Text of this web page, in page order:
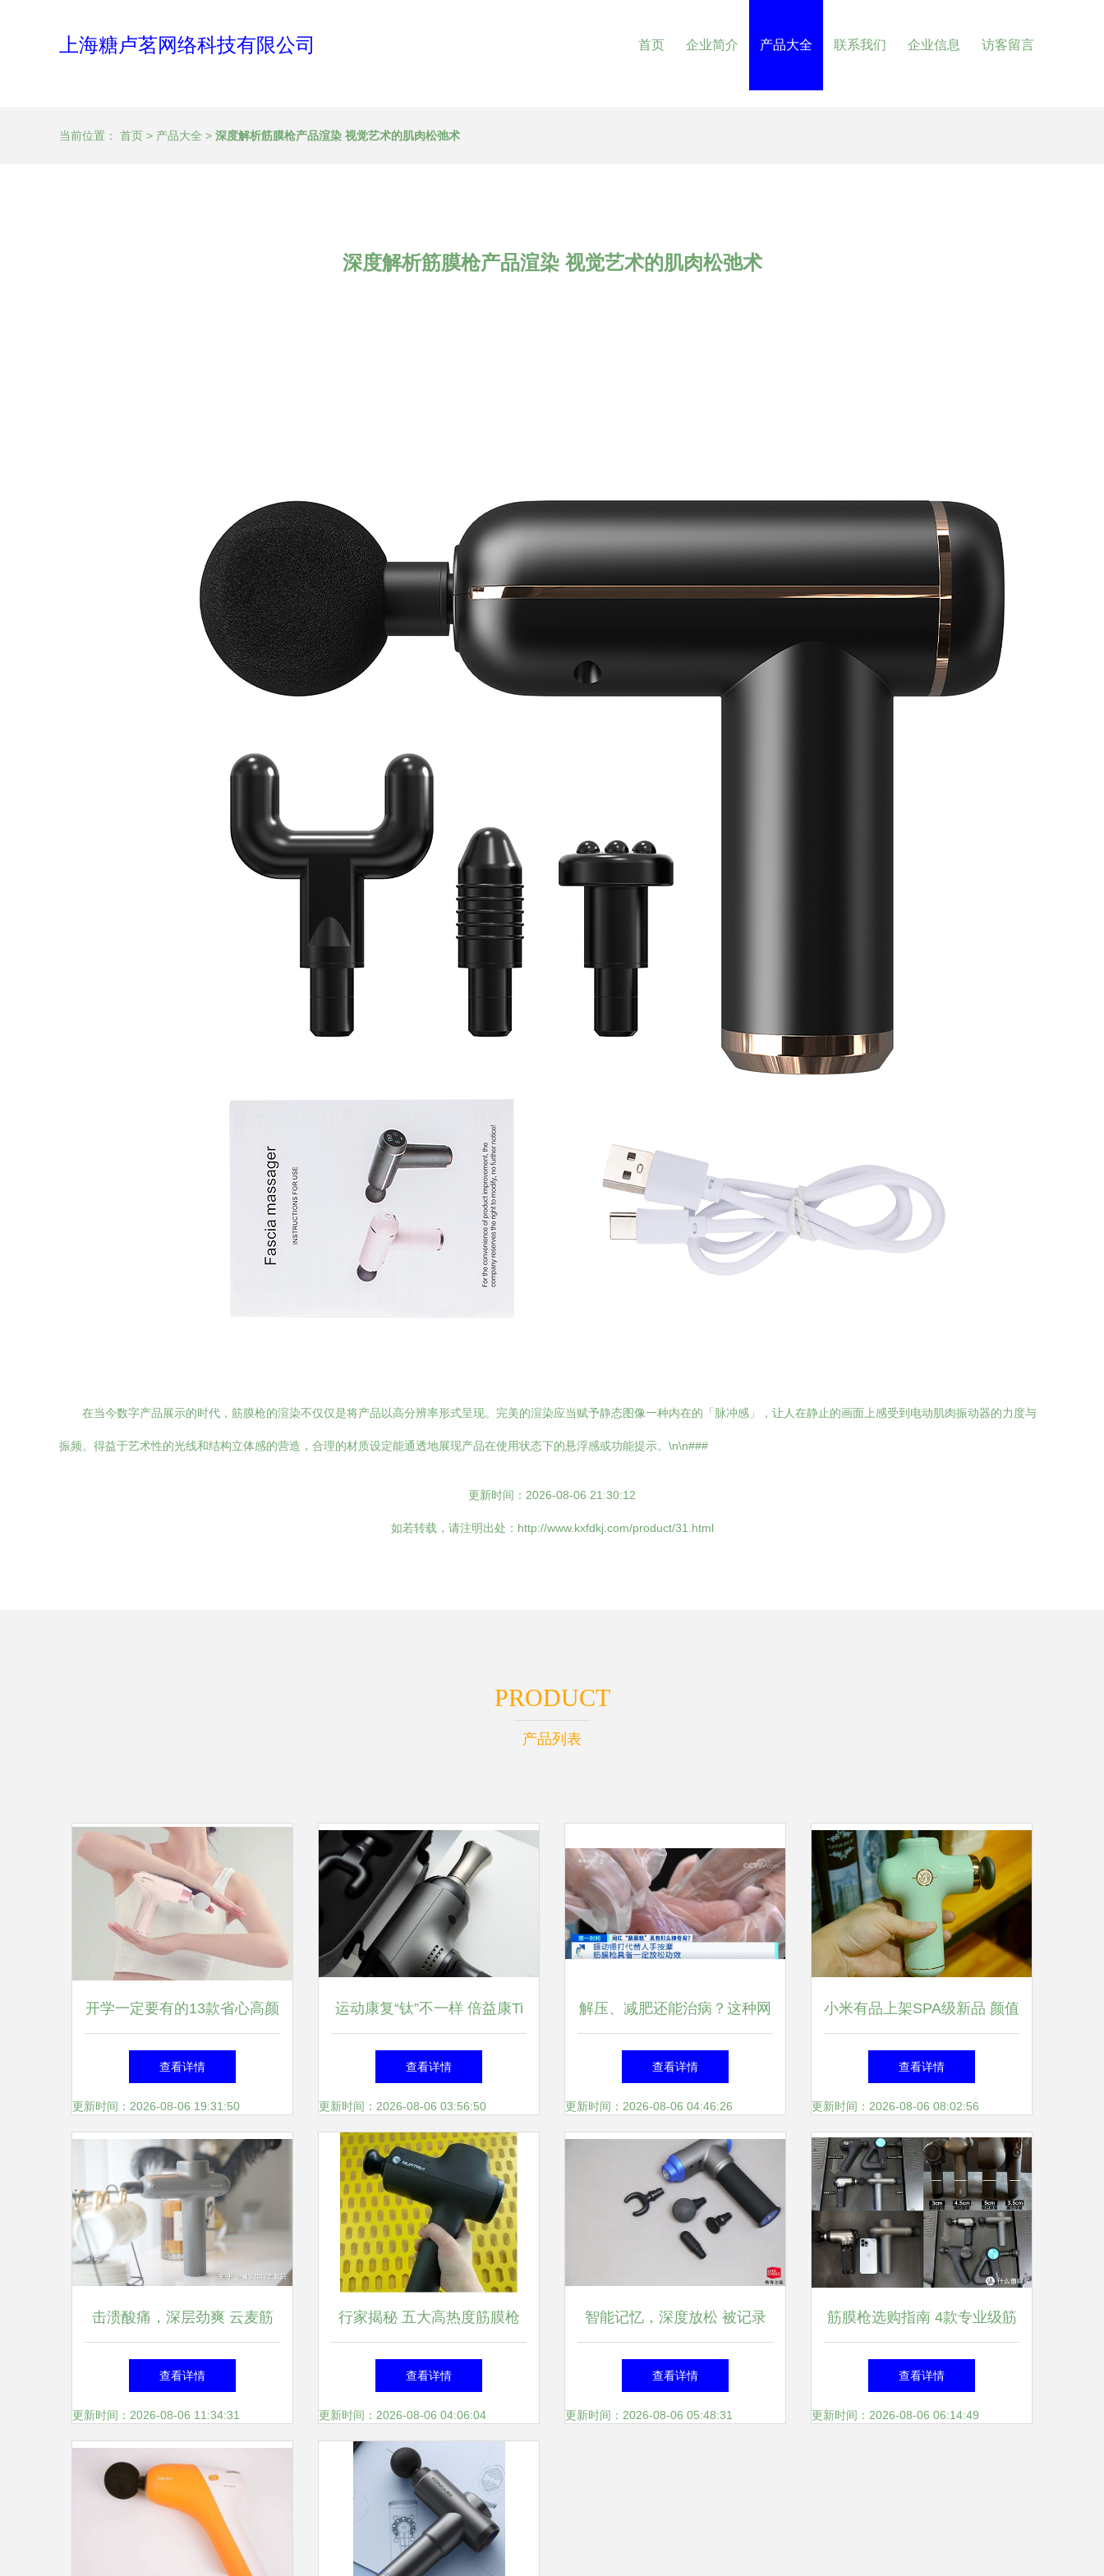
上海糖卢茗网络科技有限公司 首页 企业简介 产品大全 联系我们 企业信息 访客留言
当前位置： 首页 > 产品大全 > 深度解析筋膜枪产品渲染 视觉艺术的肌肉松弛术
深度解析筋膜枪产品渲染 视觉艺术的肌肉松弛术
在当今数字产品展示的时代，筋膜枪的渲染不仅仅是将产品以高分辨率形式呈现。完美的渲染应当赋予静态图像一种内在的「脉冲感」，让人在静止的画面上感受到电动肌肉振动器的力度与
振频。得益于艺术性的光线和结构立体感的营造，合理的材质设定能通透地展现产品在使用状态下的悬浮感或功能提示。\n\n###
更新时间：2026-08-06 21:30:12
如若转载，请注明出处：http://www.kxfdkj.com/product/31.html
PRODUCT
产品列表
开学一定要有的13款省心高颜
值好物
查看详情
更新时间：2026-08-06 19:31:50
运动康复“钛”不一样 倍益康Ti
Pro筋膜枪深度图赏
查看详情
更新时间：2026-08-06 03:56:50
解压、减肥还能治病？这种网
红“神器”突然火了，真有这么
神奇吗？
查看详情
更新时间：2026-08-06 04:46:26
小米有品上架SPA级新品 颜值
范野小兽筋膜枪，直达肌底缓
解疲劳
查看详情
更新时间：2026-08-06 08:02:56
击溃酸痛，深层劲爽 云麦筋
膜枪深度评测
查看详情
更新时间：2026-08-06 11:34:31
行家揭秘 五大高热度筋膜枪
深度测评推荐
查看详情
更新时间：2026-08-06 04:06:04
智能记忆，深度放松 被记录
扰不再挡你的筋膜酸痛点前哪
起寻
查看详情
更新时间：2026-08-06 05:48:31
筋膜枪选购指南 4款专业级筋
膜枪实测对比 倍益康、
Theragun、云麦、Opove
查看详情
更新时间：2026-08-06 06:14:49